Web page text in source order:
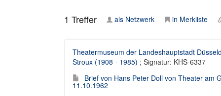
1 Treffer als Netzwerk in Merkliste
Theatermuseum der Landeshauptstadt
Stroux (1908 - 1985) ; Signatur: KHS-6337
Brief von Hans Peter Doll von Theater am
11.10.1962